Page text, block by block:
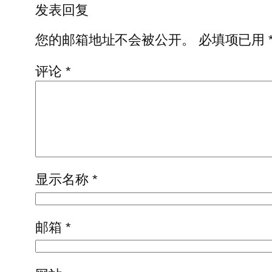
发表回复
您的邮箱地址不会被公开。
必填项已用
评论 *
显示名称 *
邮箱 *